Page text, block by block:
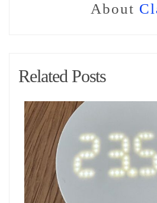
About
Related Posts